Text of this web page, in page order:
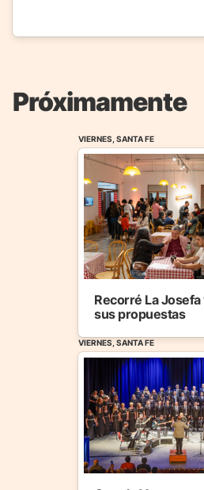
Próximamente
VIERNES, SANTA FE
Recorré La
sus propuestas
VIERNES, SANTA FE